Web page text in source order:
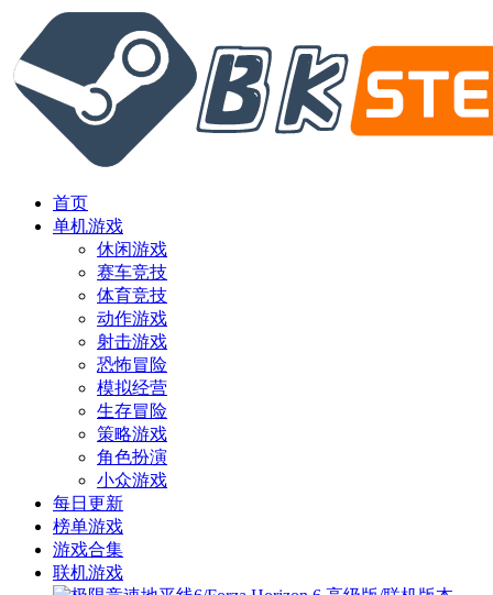
首页
单机游戏
休闲游戏
赛车竞技
体育竞技
动作游戏
射击游戏
恐怖冒险
模拟经营
生存冒险
策略游戏
角色扮演
小众游戏
每日更新
榜单游戏
游戏合集
联机游戏